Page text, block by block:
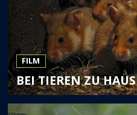
FILM
BEI TIEREN ZU